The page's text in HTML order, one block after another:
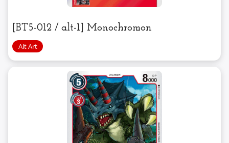
[BT5-012 / alt-1] Monochromon